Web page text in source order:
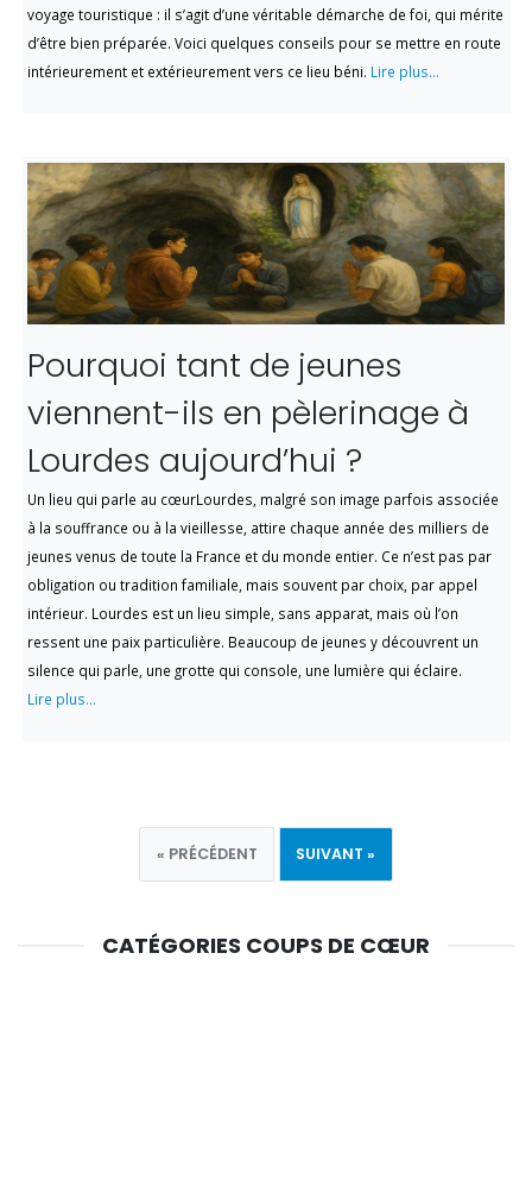
voyage touristique : il s’agit d’une véritable démarche de foi, qui mérite
d’être bien préparée. Voici quelques conseils pour se mettre en route
intérieurement et extérieurement vers ce lieu béni. Lire plus...
Pourquoi tant de jeunes
viennent-ils en pèlerinage à
Lourdes aujourd’hui ?
Un lieu qui parle au cœurLourdes, malgré son image parfois associée
à la souffrance ou à la vieillesse, attire chaque année des milliers de
jeunes venus de toute la France et du monde entier. Ce n’est pas par
obligation ou tradition familiale, mais souvent par choix, par appel
intérieur. Lourdes est un lieu simple, sans apparat, mais où l’on
ressent une paix particulière. Beaucoup de jeunes y découvrent un
silence qui parle, une grotte qui console, une lumière qui éclaire.
Lire plus...
« PRÉCÉDENT SUIVANT »
CATÉGORIES COUPS DE CŒUR